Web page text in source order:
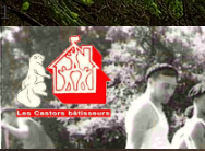
1
Passer
le
contenu